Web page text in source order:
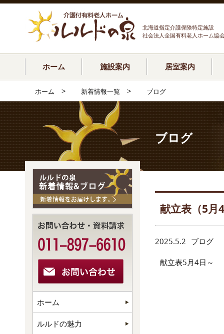
北海道指定介護保険特定施設
社会法人全国有料老人ホーム協
ホーム 施設案内 居室案内
ホーム > 新着情報一覧 > ブログ
ブログ
献立表（5月
2025.5.2 ブログ
献立表5月4日～
ホーム
ルルドの魅力